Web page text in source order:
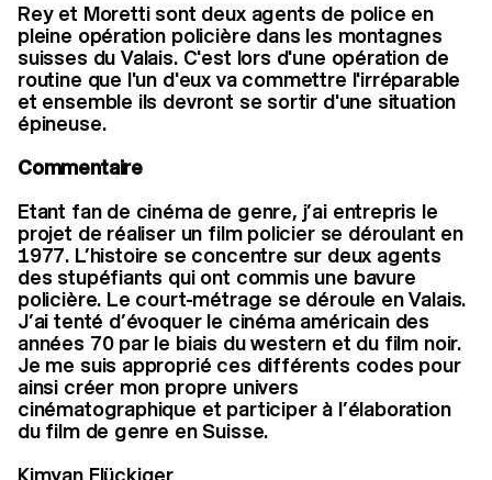
Rey et Moretti sont deux agents de police en
pleine opération policière dans les montagnes
suisses du Valais. C'est lors d'une opération de
routine que l'un d'eux va commettre l'irréparable
et ensemble ils devront se sortir d'une situation
épineuse.
Commentaire
Etant fan de cinéma de genre, j’ai entrepris le
projet de réaliser un film policier se déroulant en
1977. L’histoire se concentre sur deux agents
des stupéfiants qui ont commis une bavure
policière. Le court-métrage se déroule en Valais.
J’ai tenté d’évoquer le cinéma américain des
années 70 par le biais du western et du film noir.
Je me suis approprié ces différents codes pour
ainsi créer mon propre univers
cinématographique et participer à l’élaboration
du film de genre en Suisse.
Kimyan Flückiger